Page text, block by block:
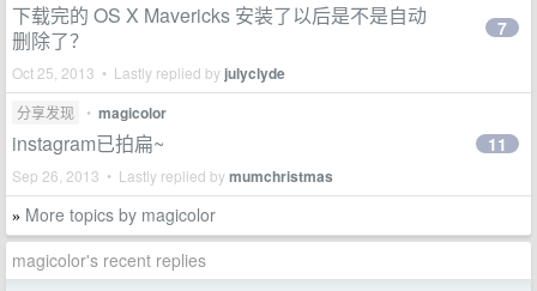
下载完的 OS X Mavericks 安装了以后是不是自动
删除了？
Oct 25, 2013 • Lastly replied by julyclyde
7
分享发现 • magicolor
instagram已拍扁~
Sep 26, 2013 • Lastly replied bymumchristmas
11
» More topics by magicolor
magicolor's recent replies